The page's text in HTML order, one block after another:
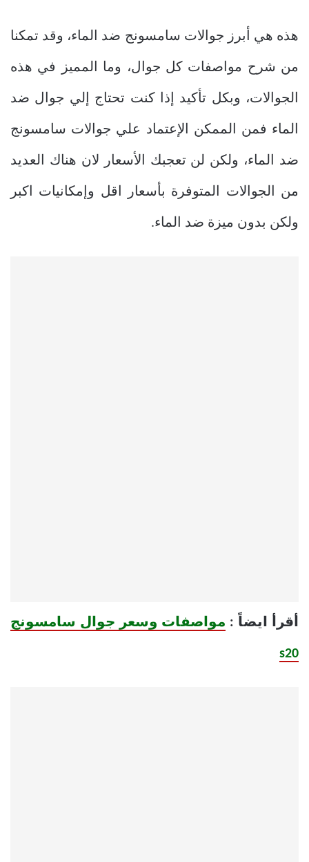
هذه هي أبرز جوالات سامسونج ضد الماء، وقد تمكنا
من شرح مواصفات كل جوال، وما المميز في هذه
الجوالات، وبكل تأكيد إذا كنت تحتاج إلي جوال ضد
الماء فمن الممكن الإعتماد علي جوالات سامسونج
ضد الماء، ولكن لن تعجبك الأسعار لان هناك العديد
من الجوالات المتوفرة بأسعار اقل وإمكانيات اكبر
ولكن بدون ميزة ضد الماء.
أقرأ ايضاً : مواصفات وسعر جوال سامسونج
s20